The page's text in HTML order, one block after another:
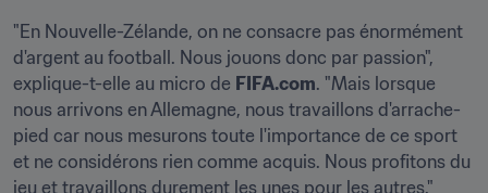
"En Nouvelle-Zélande, on ne consacre pas énormément
d'argent au football. Nous jouons donc par passion",
explique-t-elle au micro de FIFA.com. "Mais lorsque
nous arrivons en Allemagne, nous travaillons d'arrache-
pied car nous mesurons toute l'importance de ce sport
et ne considérons rien comme acquis. Nous profitons du
jeu et travaillons durement les unes pour les autres."